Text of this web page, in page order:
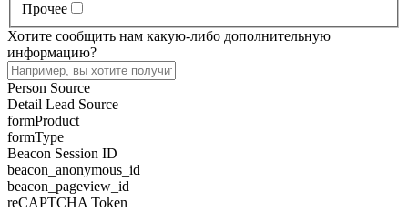
Прочее
Хотите сообщить нам какую-либо дополнительную
информацию?
Person Source
Detail Lead Source
formProduct
formType
Beacon Session ID
beacon_anonymous_id
beacon_pageview_id
reCAPTCHA Token